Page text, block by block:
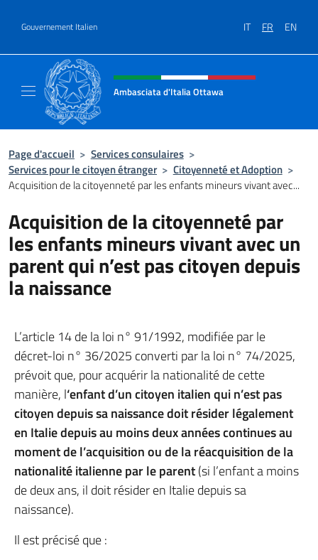
Gouvernement Italien IT FR EN
Site Web, social et en-tête de
Ambasciata d'Italia Ottawa
Page d'accueil > Services consulaires >
Services pour le citoyen étranger > Citoyenneté et Adoption >
Acquisition de la citoyenneté par les enfants mineurs vivant avec...
Acquisition de la citoyenneté par
les enfants mineurs vivant avec un
parent qui n’est pas citoyen depuis
la naissance
L’article 14 de la loi n° 91/1992, modifiée par le
décret-loi n° 36/2025 converti par la loi n° 74/2025,
prévoit que, pour acquérir la nationalité de cette
manière, l‘enfant d’un citoyen italien qui n’est pas
citoyen depuis sa naissance doit résider légalement
en Italie depuis au moins deux années continues au
moment de l’acquisition ou de la réacquisition de la
nationalité italienne par le parent(si l’enfant a moins
de deux ans, il doit résider en Italie depuis sa
naissance).
Il est précisé que :